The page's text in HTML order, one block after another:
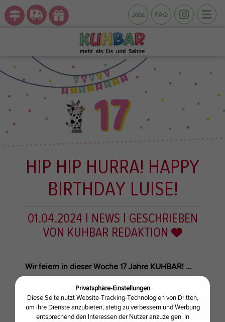
Privatsphäre-Einstellungen
Diese Seite nutzt Website-Tracking-Technologien von Dritten,
um ihre Dienste anzubieten, stetig zu verbessern und Werbung
entsprechend den Interessen der Nutzer anzuzeigen. In
Jobs FAQ
HIP HIP HURRA! HAPPY
BIRTHDAY LUISE!
01.04.2024 | NEWS | GESCHRIEBEN
VON KUHBAR REDAKTION
Wir feiern in dieser Woche 17 Jahre KUHBAR! ...
Unser Geschenk für euch:
Ihr erhaltet satte